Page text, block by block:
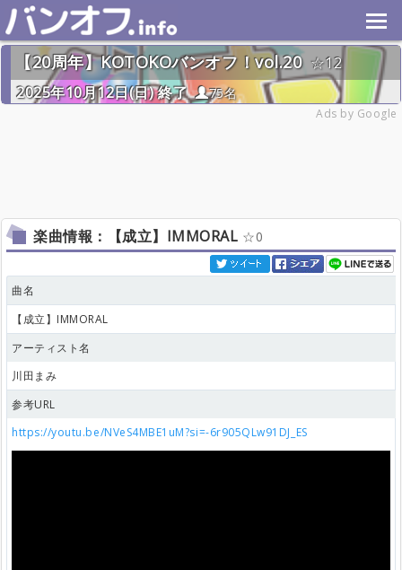
【20周年】KOTOKOバンオフ！vol.20
12
2025年10月12日(日) 終了
75名
Ads by Google
楽曲情報：【成立】IMMORAL 0
曲名
【成立】IMMORAL
アーティスト名
川田まみ
参考URL
https://youtu.be/NVeS4MBE1uM?si=-6r905QLw91DJ_ES